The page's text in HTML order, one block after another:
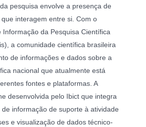
pesquisa envolve a presença de
interagem entre si. Com o
Informação da Pesquisa Científica
a comunidade científica brasileira
de informações e dados sobre a
nacional que atualmente está
fontes e plataformas. A
desenvolvida pelo Ibict que integra
informação de suporte à atividade
e visualização de dados técnico-